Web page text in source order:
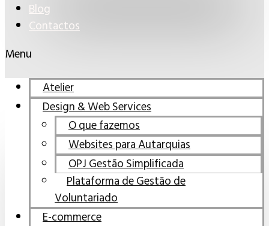
Blog
Contactos
Menu
Atelier
Design & Web Services
O que fazemos
Websites para Autarquias
OPJ Gestão Simplificada
Plataforma de Gestão de
Voluntariado
E-commerce